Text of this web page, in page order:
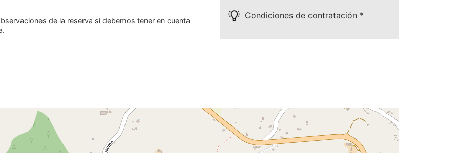
de la reserva si debemos tener en cuenta
Condiciones de contratación *